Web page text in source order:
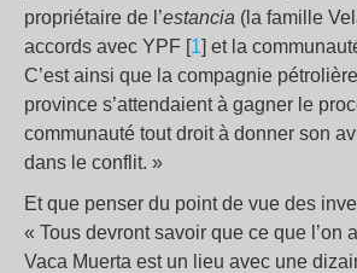
propriétaire de l’estancia (la famille
accords avec YPF [1] et la
C’est ainsi que la compagnie
province s’attendaient à gagner le
communauté tout droit à donner son
dans le conflit. »
Et que penser du point de vue des
« Tous devront savoir que ce que l’on
Vaca Muerta est un lieu avec une